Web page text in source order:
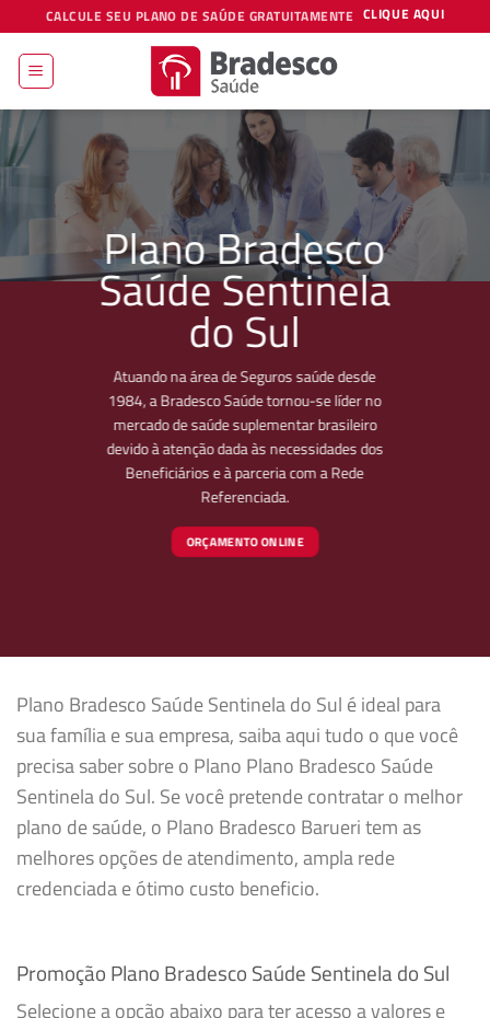
to
content
CALCULE SEU PLANO DE SAÚDE GRATUITAMENTE CLIQUE AQUI
Plano Bradesco
Saúde Sentinela
do Sul
Atuando na área de Seguros saúde desde
1984, a Bradesco Saúde tornou-se líder no
mercado de saúde suplementar brasileiro
devido à atenção dada às necessidades dos
Beneficiários e à parceria com a Rede
Referenciada.
ORÇAMENTO ONLINE
Plano Bradesco Saúde Sentinela do Sul é ideal para
sua família e sua empresa, saiba aqui tudo o que você
precisa saber sobre o Plano Plano Bradesco Saúde
Sentinela do Sul. Se você pretende contratar o melhor
plano de saúde, o Plano Bradesco Barueri tem as
melhores opções de atendimento, ampla rede
credenciada e ótimo custo beneficio.
Promoção Plano Bradesco Saúde Sentinela do Sul
Selecione a opção abaixo para ter acesso a valores e